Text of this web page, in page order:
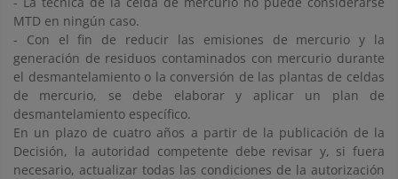
MTD en ningún caso.
- Con el fin de reducir las emisiones de mercurio y la
generación de residuos contaminados con mercurio durante
el desmantelamiento o la conversión de las plantas de celdas
de mercurio, se debe elaborar y aplicar un plan de
desmantelamiento específico.
En un plazo de cuatro años a partir de la publicación de la
Decisión, la autoridad competente debe revisar y, si fuera
necesario, actualizar todas las condiciones de la autorización